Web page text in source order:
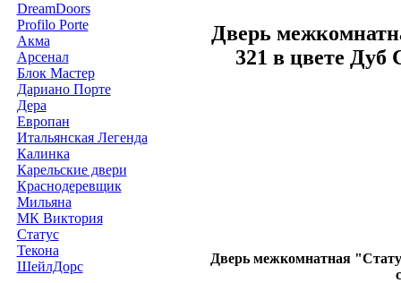
DreamDoors
Profilo Porte
Акма
Арсенал
Блок Мастер
Дариано Порте
Дера
Европан
Итальянская Легенда
Калинка
Карельские двери
Краснодеревщик
Мильяна
МК Виктория
Статус
Текона
ШейлДорс
Дверь
321 в цвете
Дверь межкомнатная